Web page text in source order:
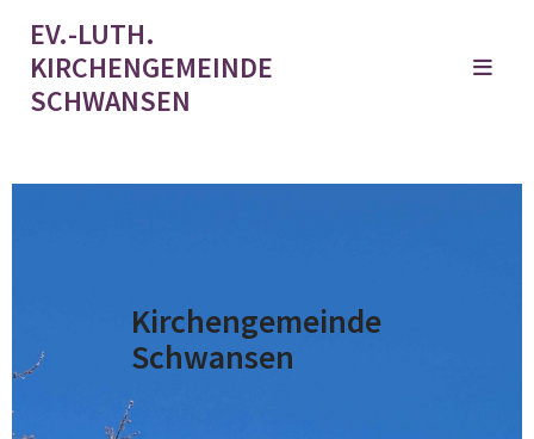
EV.-LUTH.
KIRCHENGEMEINDE
SCHWANSEN
Kirchengemeinde
Schwansen